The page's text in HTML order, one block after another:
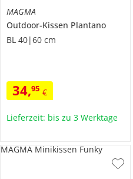
MAGMA
Outdoor-Kissen Plantano
BL 40|60 cm
34,95 €
Lieferzeit: bis zu 3 Werktage
MAGMA Minikissen Funky